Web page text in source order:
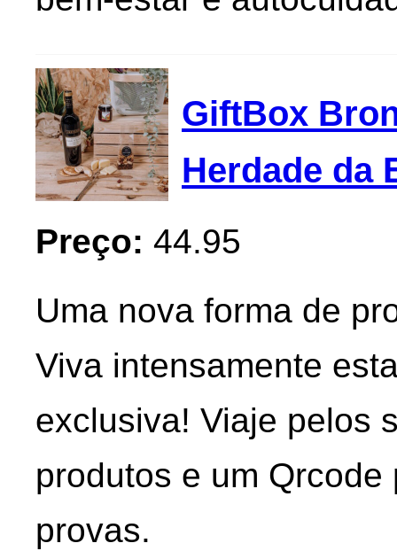
GiftBox
Herdade da
Preço: 44.95
Uma nova forma de
Viva intensamente
exclusiva! Viaje pelos
produtos e um
provas.